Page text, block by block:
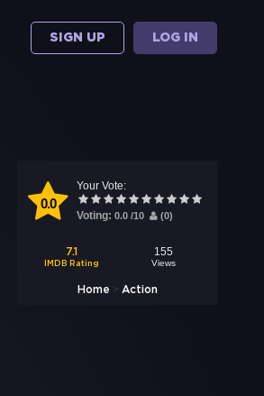
SIGN UP LOG IN
0.0
Your Vote:
Voting: 0.0 /10 (0)
7.1
IMDB Rating
155
Views
Home > Action